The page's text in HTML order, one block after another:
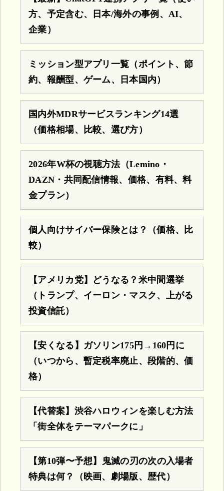
方、予定含む、日本/海外の事例、AI、
企業）
ミッション型アプリ一覧（ポイント、節
約、報酬型、ゲーム、日本国内）
国内外MDRサービスランキング14選
（価格相場、比較、選び方）
2026年W杯の視聴方法（Lemino・
DAZN・共同配信情報、価格、有料、料
金プラン）
個人向けサイバー保険とは？（価格、比
較）
【アメリカ党】どうなる？米中間選挙
（トランプ、イーロン・マスク、上がる
投資信託）
【安くなる】ガソリン175円→160円に
（いつから、暫定税率廃止、段階的、価
格）
【代替案】渋谷ハロウィンを楽しむ方法
「街全体をテーマパークに」
【第10弾〜予想】鬼滅の刃の次の入場者
特典は何？（映画、劇場版、歴代）